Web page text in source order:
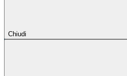
Chiudi